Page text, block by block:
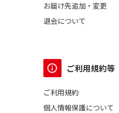
お届け先追加・変更
退会について
ご利用規約等
ご利用規約
個人情報保護について